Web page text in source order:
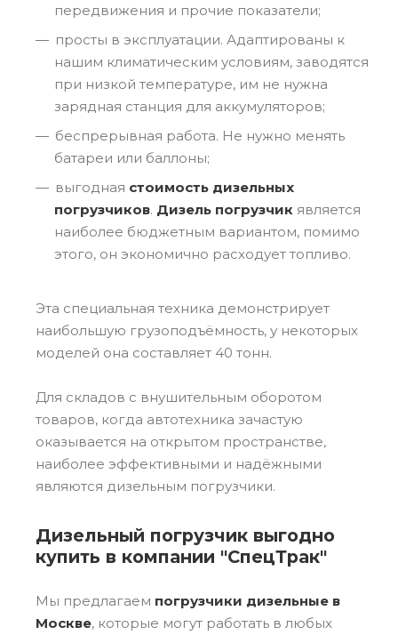
передвижения и прочие показатели;
просты в эксплуатации. Адаптированы к
нашим климатическим условиям, заводятся
при низкой температуре, им не нужна
зарядная станция для аккумуляторов;
беспрерывная работа. Не нужно менять
батареи или баллоны;
выгодная стоимость дизельных
погрузчиков. Дизель погрузчик является
наиболее бюджетным вариантом, помимо
этого, он экономично расходует топливо.
Эта специальная техника демонстрирует
наибольшую грузоподъёмность, у некоторых
моделей она составляет 40 тонн.
Для складов с внушительным оборотом
товаров, когда автотехника зачастую
оказывается на открытом пространстве,
наиболее эффективными и надёжными
являются дизельным погрузчики.
Дизельный погрузчик выгодно
купить в компании "СпецТрак"
Мы предлагаем погрузчики дизельные в
Москве, которые могут работать в любых